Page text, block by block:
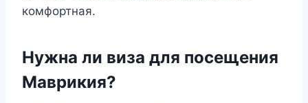
комфортная.
Нужна ли виза для посещения
Маврикия?